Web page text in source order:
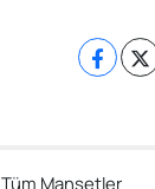
Tüm Manşetler